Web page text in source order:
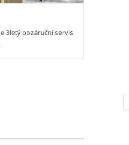
3letý pozáruční servis